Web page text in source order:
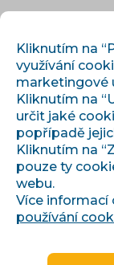
Domů›Témata›
Cenotvorba pro e-
Kliknutím na
využívání
marketingové
Kliknutím na
určit jaké
popřípadě
Kliknutím na
pouze ty
webu.
Více informací
používání